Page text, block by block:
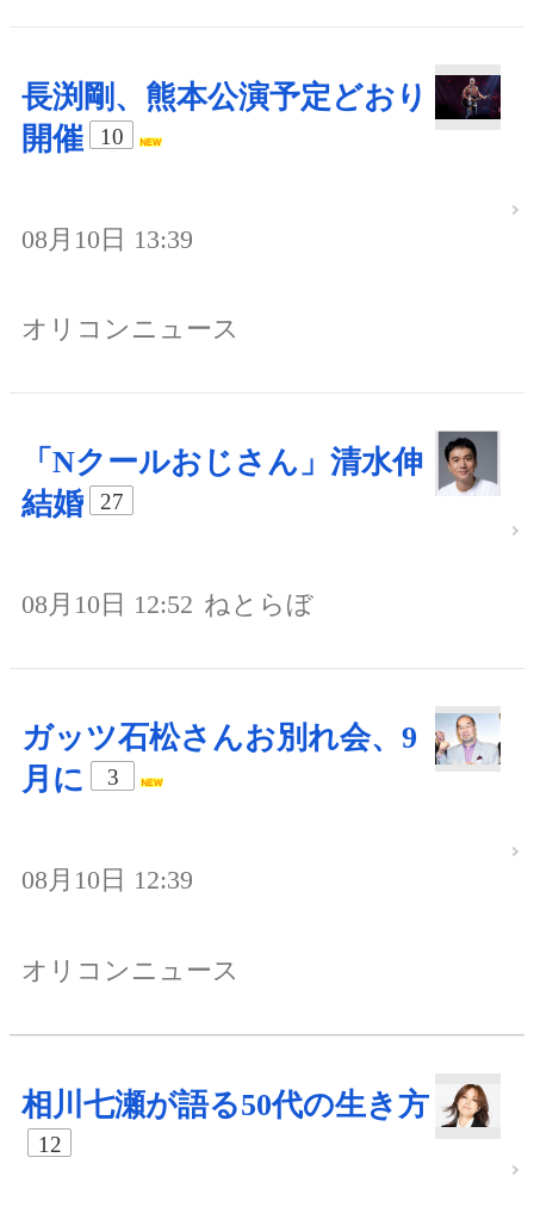
長渕剛、熊本公演予定どおり
開催
10
08月10日 13:39
オリコンニュース
「Nクールおじさん」清水伸
結婚
27
08月10日 12:52 ねとらぼ
ガッツ石松さんお別れ会、9
月に
3
08月10日 12:39
オリコンニュース
相川七瀬が語る50代の生き方
12